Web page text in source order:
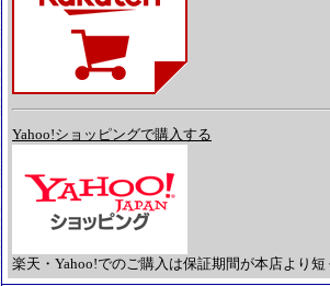
Yahoo!ショッピングで購入する
楽天・Yahoo!でのご購入は保証期間が本店より短